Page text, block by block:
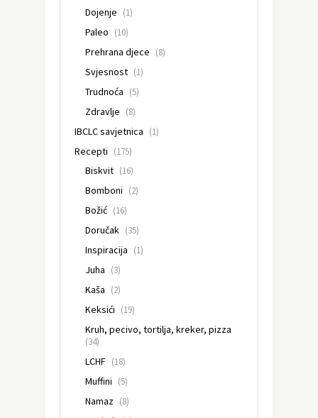
Dojenje (1)
Paleo (10)
Prehrana djece (8)
Svjesnost (1)
Trudnoća (5)
Zdravlje (8)
IBCLC savjetnica (1)
Recepti (175)
Biskvit (16)
Bomboni (2)
Božić (16)
Doručak (35)
Inspiracija (1)
Juha (3)
Kaša (2)
Keksići (19)
Kruh, pecivo, tortilja, kreker, pizza
(34)
LCHF (18)
Muffini (5)
Namaz (8)